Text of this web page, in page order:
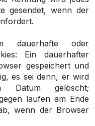
gesendet, wenn der
oder
Ein dauerhafter
gespeichert und
es sei denn, er wird
gelöscht;
laufen am Ende
wenn der Browser